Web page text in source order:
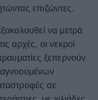
επιζώντες.
να μετρά
αρχές, οι νεκροί
ξεπερνούν
σε